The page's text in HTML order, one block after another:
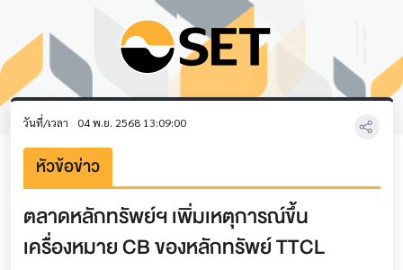
วันที่/เวลา 04 พ.ย. 2568 13:09:00
หัวข้อข่าว
ตลาดหลักทรัพย์ฯ เพิ่มเหตุการณ์ขึ้น
เครื่องหมาย CB ของหลักทรัพย์ TTCL